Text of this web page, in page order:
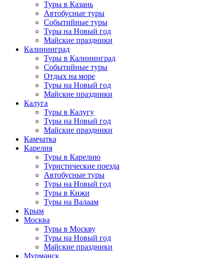
Туры в Казань
Автобусные туры
Событийные туры
Туры на Новый год
Майские праздники
Калининград
Туры в Калининград
Событийные туры
Отдых на море
Туры на Новый год
Майские праздники
Калуга
Туры в Калугу
Туры на Новый год
Майские праздники
Камчатка
Карелия
Туры в Карелию
Туристические поезда
Автобусные туры
Туры на Новый год
Туры в Кижи
Туры на Валаам
Крым
Москва
Туры в Москву
Туры на Новый год
Майские праздники
Мурманск